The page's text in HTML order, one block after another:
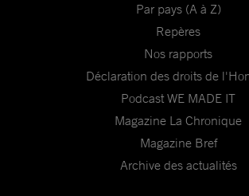
Par pays (A à Z)
Repères
Nos rapports
Déclaration des droits de
Podcast WE MADE IT
Magazine La Chronique
Magazine Bref
Archive des actualités